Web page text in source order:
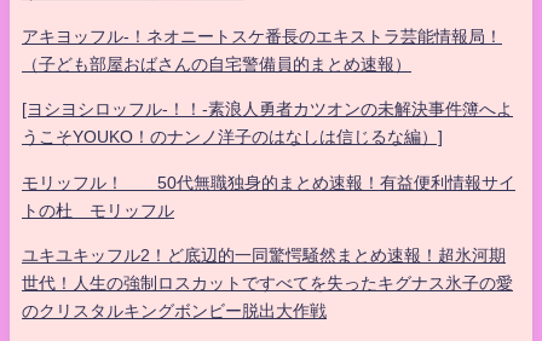
アキヨッフル-！ネオニートスケ番長のエキストラ芸能情報局！
（子ども部屋おばさんの自宅警備員的まとめ速報）
[ヨシヨシロッフル-！！-素浪人勇者カツオンの未解決事件簿へよ
うこそYOUKO！のナンノ洋子のはなしは信じるな編）]
モリッフル！ 50代無職独身的まとめ速報！有益便利情報サイ
トの杜 モリッフル
ユキユキッフル2！ど底辺的一同驚愕騒然まとめ速報！超氷河期
世代！人生の強制ロスカットですべてを失ったキグナス氷子の愛
のクリスタルキングボンビー脱出大作戦